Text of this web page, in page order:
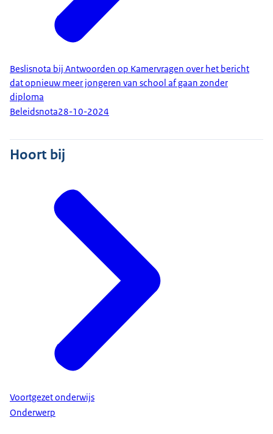
Beslisnota bij Antwoorden op Kamervragen over het bericht
dat opnieuw meer jongeren van school af gaan zonder
diploma
Beleidsnota28-10-2024
Hoort bij
Voortgezet onderwijs
Onderwerp